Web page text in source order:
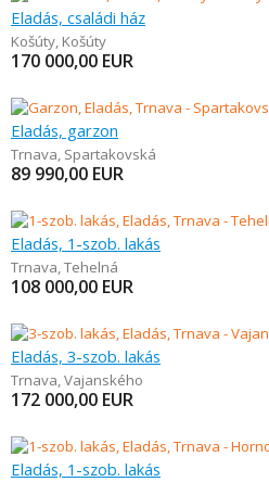
Eladás, családi ház
Košúty, Košúty
170 000,00 EUR
Eladás, garzon
Trnava, Spartakovská
89 990,00 EUR
Eladás, 1-szob. lakás
Trnava,Tehelná
108 000,00 EUR
Eladás, 3-szob. lakás
Trnava,Vajanského
172 000,00 EUR
Eladás, 1-szob. lakás